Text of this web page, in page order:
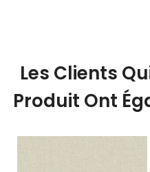
Les Clients
Produit Ont